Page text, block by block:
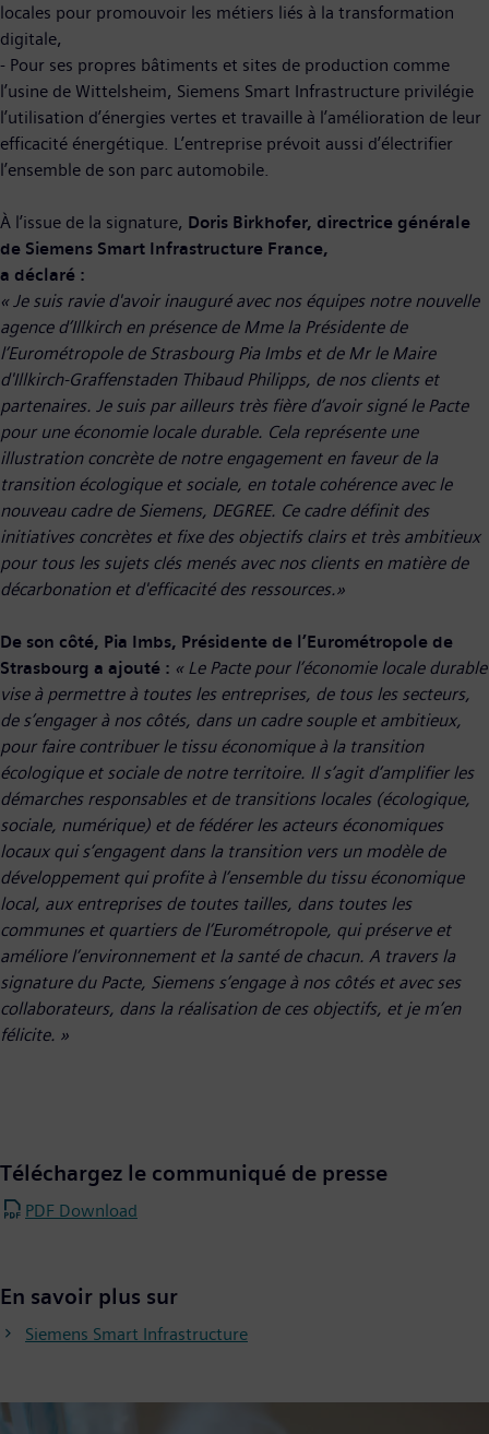
locales pour promouvoir les métiers liés à la transformation
digitale,
- Pour ses propres bâtiments et sites de production comme
l’usine de Wittelsheim, Siemens Smart Infrastructure privilégie
l’utilisation d’énergies vertes et travaille à l’amélioration de leur
efficacité énergétique. L’entreprise prévoit aussi d’électrifier
l’ensemble de son parc automobile.
À l’issue de la signature, Doris Birkhofer, directrice générale
de Siemens Smart Infrastructure France,
a déclaré :
« Je suis ravie d'avoir inauguré avec nos équipes notre nouvelle
agence d’Illkirch en présence de Mme la Présidente de
l’Eurométropole de Strasbourg Pia Imbs et de Mr le Maire
d'Illkirch-Graffenstaden Thibaud Philipps, de nos clients et
partenaires. Je suis par ailleurs très fière d’avoir signé le Pacte
pour une économie locale durable. Cela représente une
illustration concrète de notre engagement en faveur de la
transition écologique et sociale, en totale cohérence avec le
nouveau cadre de Siemens, DEGREE. Ce cadre définit des
initiatives concrètes et fixe des objectifs clairs et très ambitieux
pour tous les sujets clés menés avec nos clients en matière de
décarbonation et d'efficacité des ressources.»
De son côté, Pia Imbs, Présidente de l’Eurométropole de
Strasbourg a ajouté : « Le Pacte pour l’économie locale durable
vise à permettre à toutes les entreprises, de tous les secteurs,
de s’engager à nos côtés, dans un cadre souple et ambitieux,
pour faire contribuer le tissu économique à la transition
écologique et sociale de notre territoire. Il s’agit d’amplifier les
démarches responsables et de transitions locales (écologique,
sociale, numérique) et de fédérer les acteurs économiques
locaux qui s’engagent dans la transition vers un modèle de
développement qui profite à l’ensemble du tissu économique
local, aux entreprises de toutes tailles, dans toutes les
communes et quartiers de l’Eurométropole, qui préserve et
améliore l’environnement et la santé de chacun. A travers la
signature du Pacte, Siemens s’engage à nos côtés et avec ses
collaborateurs, dans la réalisation de ces objectifs, et je m’en
félicite. »
Téléchargez le communiqué de presse
PDF Download
En savoir plus sur
Siemens Smart Infrastructure